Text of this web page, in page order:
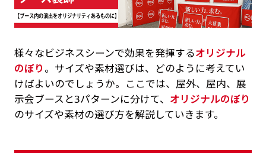
様々なビジネスシーンで効果を発揮するオリジナル
のぼり 。サイズや素材選びは、どのように考えてい
けばよいのでしょうか。ここでは、屋外、屋内、展
示会ブースと3パターンに分けて、 オリジナルのぼり
のサイズや素材の選び方を解説していきます。